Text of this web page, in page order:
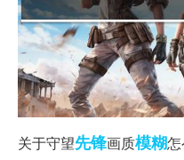
关于守望先锋画质模糊